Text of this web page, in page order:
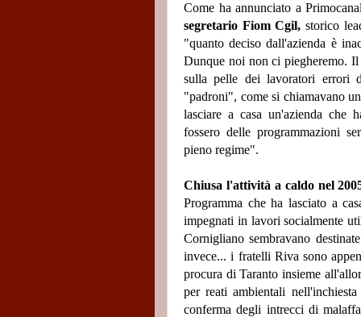
Come ha annunciato a
segretario Fiom Cgil, storico
"quanto deciso dall'azienda è
Dunque noi non ci piegheremo.
sulla pelle dei lavoratori errori
"padroni", come si chiamavano
lasciare a casa un'azienda che
fossero delle programmazioni
pieno regime".
Chiusa l'attività a caldo nel
Programma che ha lasciato a
impegnati in lavori socialmente
Cornigliano sembravano
invece... i fratelli Riva sono
procura di Taranto insieme
per reati ambientali
conferma degli intrecci di